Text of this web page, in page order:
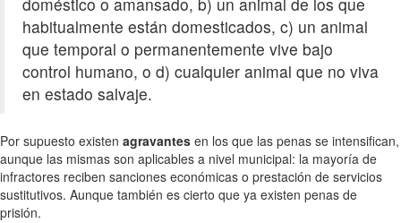
habitualmente están domesticados, c) un animal
que temporal o permanentemente vive bajo
control humano, o d) cualquier animal que no viva
en estado salvaje.
Por supuesto existen agravantes en los que las penas se intensifican,
aunque las mismas son aplicables a nivel municipal: la mayoría de
infractores reciben sanciones económicas o prestación de servicios
sustitutivos. Aunque también es cierto que ya existen penas de
prisión.